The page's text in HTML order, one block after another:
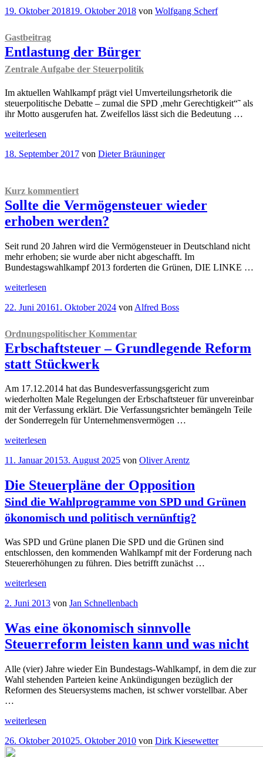
und
des
kommunalen
Steuersystems“
Veröffentlicht
19. Oktober 201819. Oktober 2018 von Wolfgang Scherf
Gastbeitrag
Entlastung der Bürger
Zentrale Aufgabe der Steuerpolitik
Im aktuellen Wahlkampf prägt viel Umverteilungsrhetorik die
steuerpolitische Debatte – zumal die SPD ,mehr Gerechtigkeit“˜ als
ihr Motto ausgerufen hat. Zweifellos lässt sich die Bedeutung …
„Gastbeitrag
der
Aufgabe
der
Steuerpolitik“
weiterlesen
Veröffentlicht
18. September 2017 von Dieter Bräuninger
Kurz kommentiert
Sollte die Vermögensteuer wieder
erhoben werden?
Seit rund 20 Jahren wird die Vermögensteuer in Deutschland nicht
mehr erhoben; sie wurde aber nicht abgeschafft. Im
Bundestagswahlkampf 2013 forderten die Grünen, DIE LINKE …
„Kurz
Sollte
Vermögensteuer
wieder
erhoben
werden?“
weiterlesen
Veröffentlicht
22. Juni 20161. Oktober 2024 von Alfred Boss
Ordnungspolitischer Kommentar
Erbschaftsteuer – Grundlegende Reform
statt Stückwerk
Am 17.12.2014 hat das Bundesverfassungsgericht zum
wiederholten Male Regelungen der Erbschaftsteuer für unvereinbar
mit der Verfassung erklärt. Die Verfassungs­richter bemängeln Teile
der Sonderregeln für Unterneh­mensvermögen …
„Ordnungspolitischer
Erbschaftsteuer
Grundlegende
Reform
statt
Stückwerk
“
weiterlesen
Veröffentlicht
11. Januar 20153. August 2025 von Oliver Arentz
Die Steuerpläne der Opposition
Sind die Wahlprogramme von SPD und Grünen
ökonomisch und politisch vernünftig?
Was SPD und Grüne planen Die SPD und die Grünen sind
entschlossen, den kommenden Wahlkampf mit der Forderung nach
Steuererhöhungen zu führen. Dies betrifft zunächst …
„Die
der
Sind
die
Wahlprogramme
SPD
und
Grünen
politisch
weiterlesen
Veröffentlicht
2. Juni 2013 von Jan Schnellenbach
Was eine ökonomisch sinnvolle
Steuerreform leisten kann und was nicht
Alle (vier) Jahre wieder Ein Bundestags-Wahlkampf, in dem die zur
Wahl stehenden Parteien keine Ankündigungen bezüglich der
Reformen des Steuersystems machen, ist schwer vorstellbar. Aber
…
„Was
ökonomisch
sinnvolle
weiterlesen
Veröffentlicht
am
26. Oktober 201025. Oktober 2010 von Dirk Kiesewetter